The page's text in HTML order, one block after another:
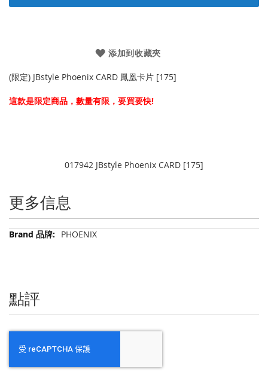
添加到收藏夾
(限定) JBstyle Phoenix CARD 鳳凰卡片 [175]
這款是限定商品，數量有限，要買要快!
017942 JBstyle Phoenix CARD [175]
更多信息
更
PHOENIX
點評